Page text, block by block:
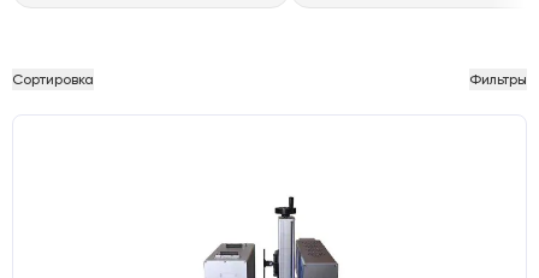
Сортировка Фильтры